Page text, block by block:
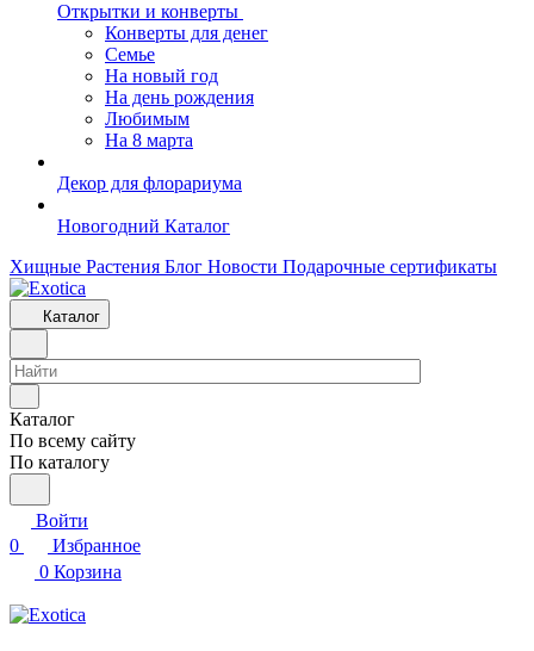
Открытки и конверты
Конверты для денег
Семье
На новый год
На день рождения
Любимым
На 8 марта
Декор для флорариума
Новогодний Каталог
Хищные Растения Блог Новости Подарочные сертификаты
Каталог
Каталог
По всему сайту
По каталогу
Войти
0
Избранное
0 Корзина